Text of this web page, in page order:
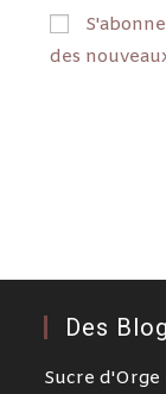
des
Des
Sucre d'Orge